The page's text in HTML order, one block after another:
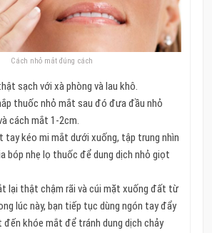
Cách nhỏ mắt đúng cách
sạch với xà phòng và lau khô.
thuốc nhỏ mắt sau đó đưa đầu nhỏ
cách mắt 1-2cm.
tay kéo mi mắt dưới xuống, tập trung nhìn
bóp nhẹ lọ thuốc để dung dịch nhỏ giọt
lại thật chậm rãi và cúi mặt xuống đất từ
lúc này, bạn tiếp tục dùng ngón tay đẩy
khóe mắt để tránh dung dịch chảy